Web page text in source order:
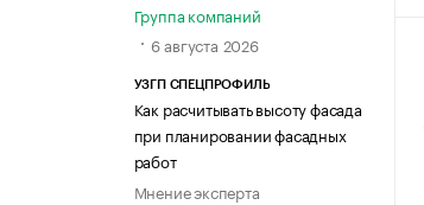
Группа компаний
6 августа 2026
УЗГП СПЕЦПРОФИЛЬ
Как расчитывать высоту фасада
при планировании фасадных
работ
Мнение эксперта